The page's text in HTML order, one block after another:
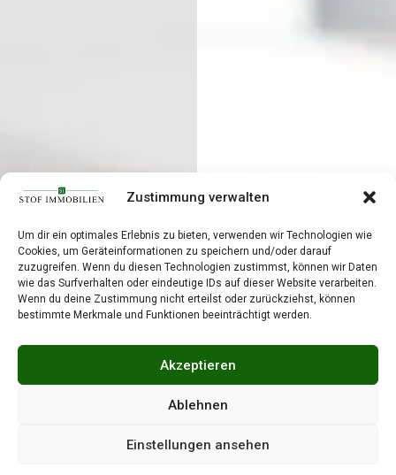
Zustimmung verwalten
Um dir ein optimales Erlebnis zu bieten, verwenden wir Technologien wie
Cookies, um Geräteinformationen zu speichern und/oder darauf
zuzugreifen. Wenn du diesen Technologien zustimmst, können wir Daten
wie das Surfverhalten oder eindeutige IDs auf dieser Website verarbeiten.
Wenn du deine Zustimmung nicht erteilst oder zurückziehst, können
bestimmte Merkmale und Funktionen beeinträchtigt werden.
Akzeptieren
Ablehnen
Einstellungen ansehen